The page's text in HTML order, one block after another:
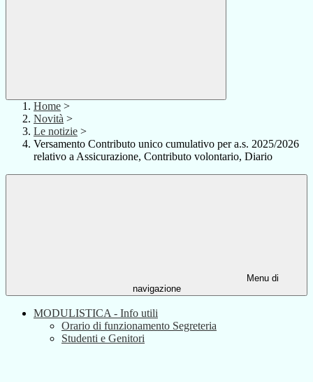
Home >
Novità >
Le notizie >
Versamento Contributo unico cumulativo per a.s. 2025/2026
relativo a Assicurazione, Contributo volontario, Diario
Menu di
navigazione
MODULISTICA - Info utili
Orario di funzionamento Segreteria
Studenti e Genitori